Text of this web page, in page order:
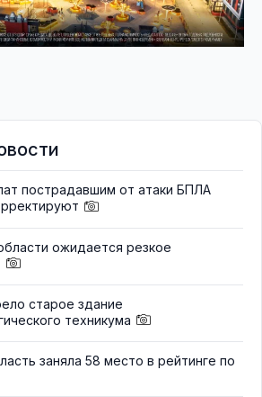
пострадавшим от атаки БПЛА
ожидается резкое
старое здание
техникума
заняла 58 место в рейтинге по